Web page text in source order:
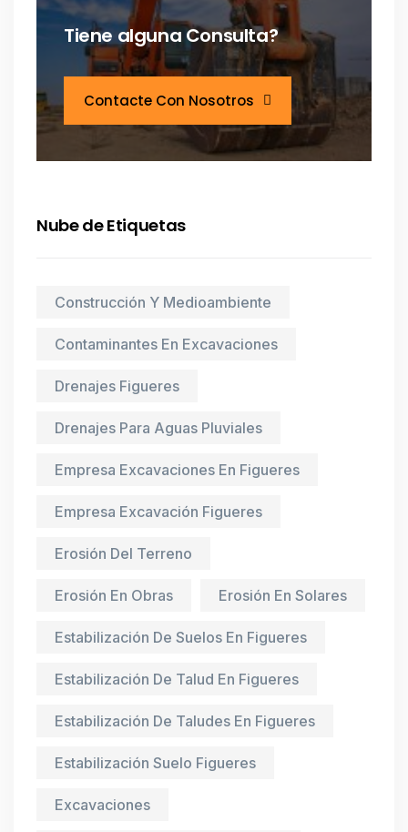
Tiene alguna Consulta?
Contacte Con Nosotros
Nube de Etiquetas
Construcción Y Medioambiente
Contaminantes En Excavaciones
Drenajes Figueres
Drenajes Para Aguas Pluviales
Empresa Excavaciones En Figueres
Empresa Excavación Figueres
Erosión Del Terreno
Erosión En Obras Erosión En Solares
Estabilización De Suelos En Figueres
Estabilización De Talud En Figueres
Estabilización De Taludes En Figueres
Estabilización Suelo Figueres
Excavaciones